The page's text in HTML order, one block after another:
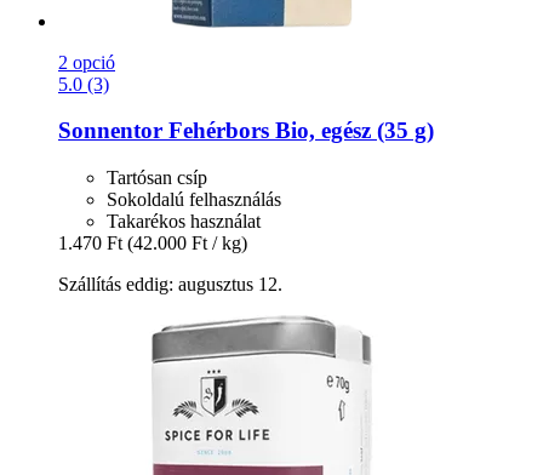
2 opció
5.0 (3)
Sonnentor Fehérbors Bio, egész (35 g)
Tartósan csíp
Sokoldalú felhasználás
Takarékos használat
1.470 Ft (42.000 Ft / kg)
Szállítás eddig: augusztus 12.